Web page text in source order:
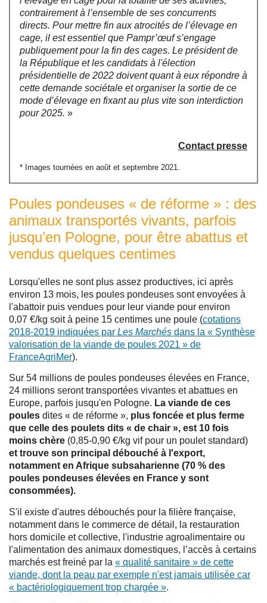
contrairement à l’ensemble de ses concurrents
directs. Pour mettre fin aux atrocités de l’élevage en
cage, il est essentiel que Pampr’œuf s’engage
publiquement pour la fin des cages. Le président de
la République et les candidats à l'élection
présidentielle de 2022 doivent quant à eux répondre à
cette demande sociétale et organiser la sortie de ce
mode d’élevage en fixant au plus vite son interdiction
pour 2025. »
Contact presse
* Images tournées en août et septembre 2021.
Poules pondeuses « de réforme » : des
animaux transportés vivants, parfois
jusqu’en Pologne, pour être abattus et
vendus quelques centimes
Lorsqu'elles ne sont plus assez productives, ici après
environ 13 mois, les poules pondeuses sont envoyées à
l'abattoir puis vendues pour leur viande pour environ
0,07 €/kg soit à peine 15 centimes une poule (cotations
2018-2019 indiquées par Les Marchés dans la « Synthèse
valorisation de la viande de poules 2021 » de
FranceAgriMer).
Sur 54 millions de poules pondeuses élevées en France,
24 millions seront transportées vivantes et abattues en
Europe, parfois jusqu'en Pologne. La viande de ces
poules dites « de réforme », plus foncée et plus ferme
que celle des poulets dits « de chair », est 10 fois
moins chère (0,85-0,90 €/kg vif pour un poulet standard)
et trouve son principal débouché à l'export,
notamment en Afrique subsaharienne (70 % des
poules pondeuses élevées en France y sont
consommées).
S'il existe d'autres débouchés pour la filière française,
notamment dans le commerce de détail, la restauration
hors domicile et collective, l'industrie agroalimentaire ou
l'alimentation des animaux domestiques, l’accès à certains
marchés est freiné par la « qualité sanitaire » de cette
viande, dont la peau par exemple n'est jamais utilisée car
« bactériologiquement trop chargée ».